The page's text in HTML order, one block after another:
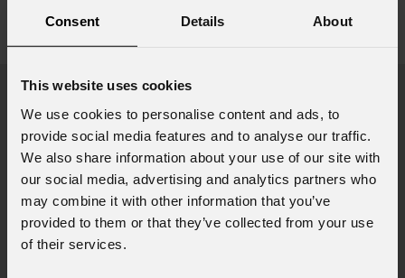
Consent Details About
This website uses cookies
We use cookies to personalise content and ads, to
provide social media features and to analyse our traffic.
We also share information about your use of our site with
our social media, advertising and analytics partners who
may combine it with other information that you’ve
provided to them or that they’ve collected from your use
of their services.
Accessori e prodotti correlati
visualizza tutti gli accessori